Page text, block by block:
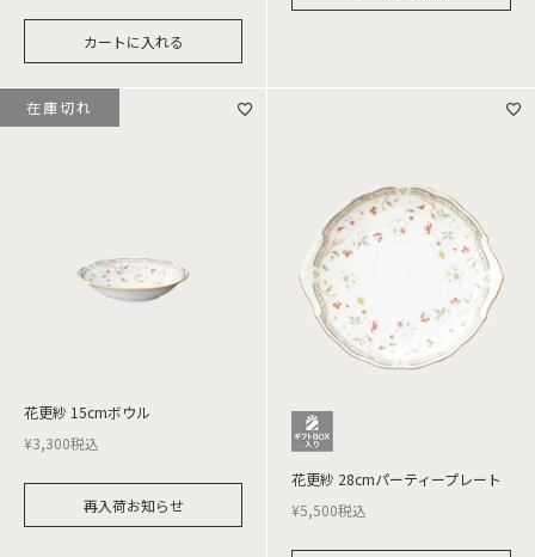
カートに入れる
花更紗 15cmボウル
¥3,300税込
再入荷お知らせ
在庫切れ
花更紗 28cmパーティープレート
¥5,500税込